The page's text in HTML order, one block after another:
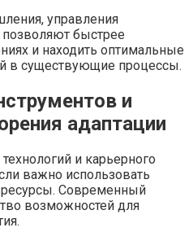
управления
позволяют быстрее
и находить оптимальные
в существующие процессы.
и
адаптации
и карьерного
важно использовать
Современный
возможностей для